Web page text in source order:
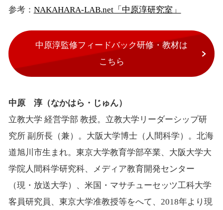
参考： NAKAHARA-LAB.net「中原淳研究室」
中原淳監修フィードバック研修・教材は
こちら
中原 淳（なかはら・じゅん）
立教大学 経営学部 教授。立教大学リーダーシップ研
究所 副所長（兼）。大阪大学博士（人間科学）。北海
道旭川市生まれ。東京大学教育学部卒業、大阪大学大
学院人間科学研究科、メディア教育開発センター
（現・放送大学）、米国・マサチューセッツ工科大学
客員研究員、東京大学准教授等をへて、2018年より現